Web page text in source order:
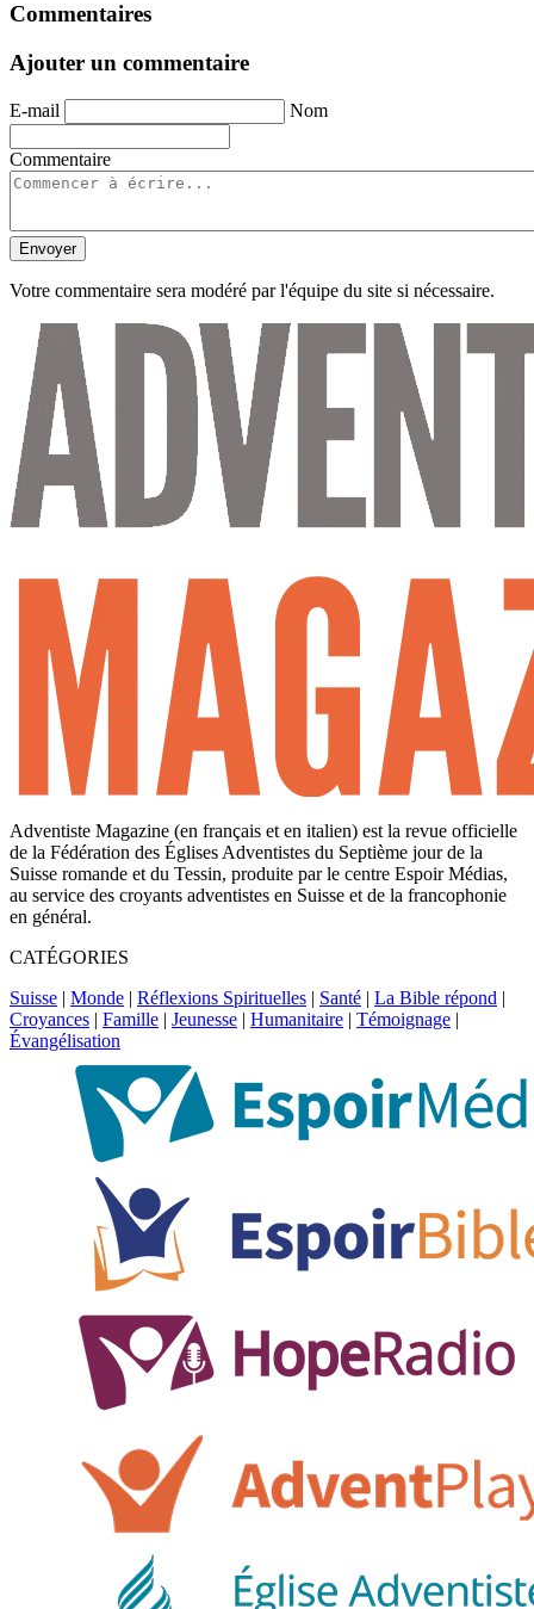
Commentaires
Ajouter un commentaire
E-mail Nom
Commentaire
Envoyer
Votre commentaire sera modéré par l'équipe du site si nécessaire.
Adventiste Magazine (en français et en italien) est la revue officielle
de la Fédération des Églises Adventistes du Septième jour de la
Suisse romande et du Tessin, produite par le centre Espoir Médias,
au service des croyants adventistes en Suisse et de la francophonie
en général.
CATÉGORIES
Suisse | Monde | Réflexions Spirituelles | Santé | La Bible répond |
Croyances | Famille | Jeunesse | Humanitaire | Témoignage |
Évangélisation